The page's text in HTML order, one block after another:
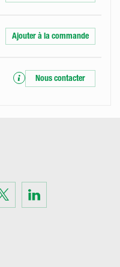
Ajouter à la commande
Nous contacter
Visit
on
LinkedIn